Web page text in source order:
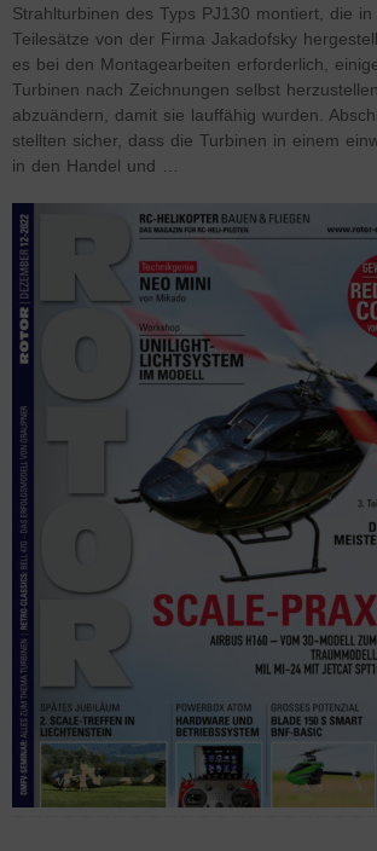
Strahlturbinen des Typs PJ130 montiert, die
Teilesätze von der Firma Jakadofsky
es bei den Montagearbeiten erforderlich,
Turbinen nach Zeichnungen selbst
abzuändern, damit sie lauffähig wurden.
stellten sicher, dass die Turbinen in einem
in den Handel und …